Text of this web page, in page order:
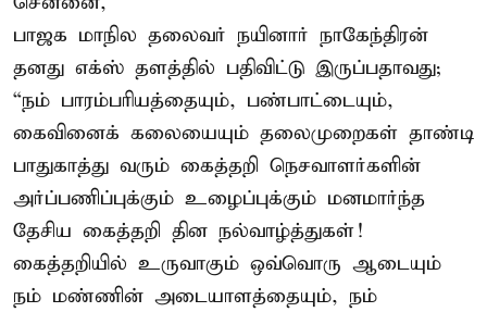
பாஜக மாநில தலைவர் நயினார் நாகேந்திரன்
தனது எக்ஸ் தளத்தில் பதிவிட்டு இருப்பதாவது;
“நம் பாரம்பரியத்தையும், பண்பாட்டையும்,
கைவினைக் கலையையும் தலைமுறைகள் தாண்டி
பாதுகாத்து வரும் கைத்தறி நெசவாளர்களின்
அர்ப்பணிப்புக்கும் உழைப்புக்கும் மனமார்ந்த
தேசிய கைத்தறி தின நல்வாழ்த்துகள்!
கைத்தறியில் உருவாகும் ஒவ்வொரு ஆடையும்
நம் மண்ணின் அடையாளத்தையும், நம்